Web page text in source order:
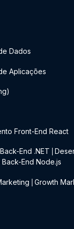
Dados
Aplicações
Front-End React
End .NET
End Node.js
Growth